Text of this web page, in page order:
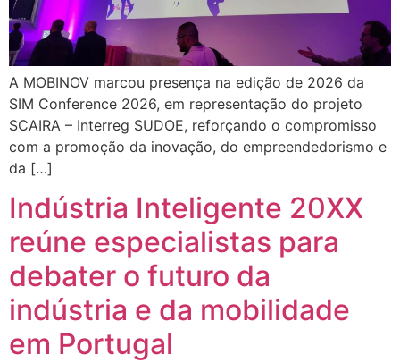
A MOBINOV marcou presença na edição de 2026 da
SIM Conference 2026, em representação do projeto
SCAIRA – Interreg SUDOE, reforçando o compromisso
com a promoção da inovação, do empreendedorismo e
da […]
Indústria Inteligente 20XX
reúne especialistas para
debater o futuro da
indústria e da mobilidade
em Portugal